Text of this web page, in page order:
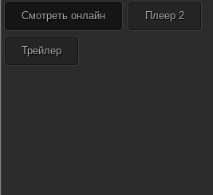
Смотреть онлайн Плеер 2
Трейлер